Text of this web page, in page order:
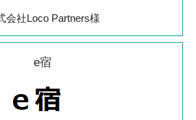
会社Loco Partners様
e宿